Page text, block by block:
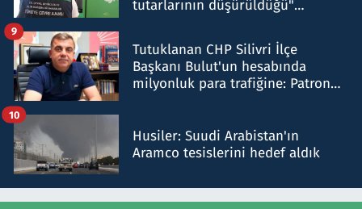
tutarlarının düşürüldüğü"
Tutuklanan CHP Silivri İlçe
Başkanı Bulut'un hesabında
milyonluk para trafiğine: Patron
9
Husiler: Suudi Arabistan'ın
Aramco tesislerini hedef aldık
10